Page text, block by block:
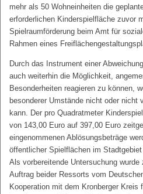
mehr als 50 Wohneinheiten die
erforderlichen Kinderspielfläche zuvor
Spielraumförderung beim Amt für
Rahmen eines
Durch das Instrument einer
auch weiterhin die Möglichkeit,
Besonderheiten reagieren zu können,
besonderer Umstände nicht oder nicht
kann. Der pro Quadratmeter
von 143,00 Euro auf 397,00 Euro
eingenommenen Ablösungsbeträge
öffentlicher Spielflächen im
Als vorbereitende Untersuchung
Auftrag beider Ressorts vom
Kooperation mit dem Kronberger Kreis